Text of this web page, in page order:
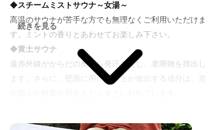
◆スチームミストサウナ～女湯～
高温のサウナが苦手な方でも無理なくご利用いただけま
す。ミントの香りとあわせてお楽しみ下さい。
◆黄土サウナ
遠赤外線がからだの奥から発汗を促し、老廃物を排出し
ます。さらに、壁面に用いた黄土が放出する成分は、老
サウナの発汗作用と塩の美肌効果のコラボレーションを
続きを見る